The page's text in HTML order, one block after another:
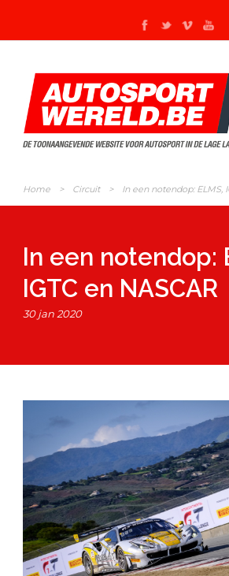
Home > Circuit > In een notendop: ELMS,
In een notendop:
IGTC en NASCAR
30 jan 2020